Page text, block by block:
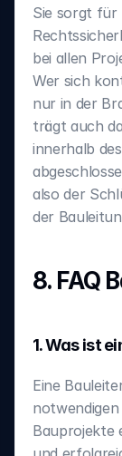
Sie sorgt für
bei allen
Wer sich
nur in der
trägt auch
innerhalb
also der
der
8. FAQ
1. Was ist
Eine
Bauprojekte